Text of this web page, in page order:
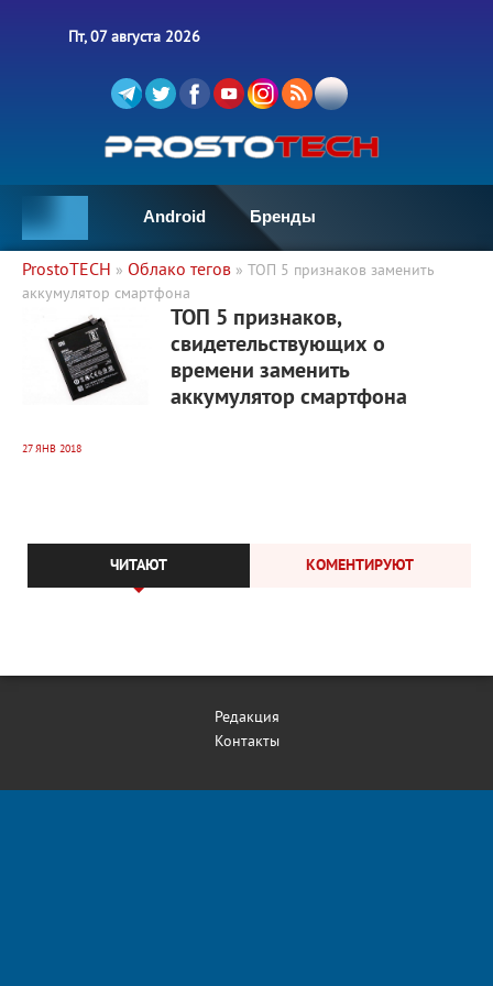
Пт, 07 августа 2026
Android Бренды
ProstoTECH » Облако тегов » ТОП 5 признаков заменить
аккумулятор смартфона
5 479 0
ТОП 5 признаков,
свидетельствующих о
времени заменить
аккумулятор смартфона
27 ЯНВ 2018
ЧИТАЮТ КОМЕНТИРУЮТ
Редакция
Контакты